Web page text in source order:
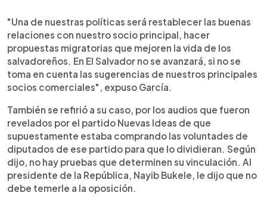
"Una de nuestras políticas será restablecer las buenas
relaciones con nuestro socio principal, hacer
propuestas migratorias que mejoren la vida de los
salvadoreños. En El Salvador no se avanzará, si no se
toma en cuenta las sugerencias de nuestros principales
socios comerciales", expuso García.
También se refirió a su caso, por los audios que fueron
revelados por el partido Nuevas Ideas de que
supuestamente estaba comprando las voluntades de
diputados de ese partido para que lo dividieran. Según
dijo, no hay pruebas que determinen su vinculación. Al
presidente de la República, Nayib Bukele, le dijo que no
debe temerle a la oposición.